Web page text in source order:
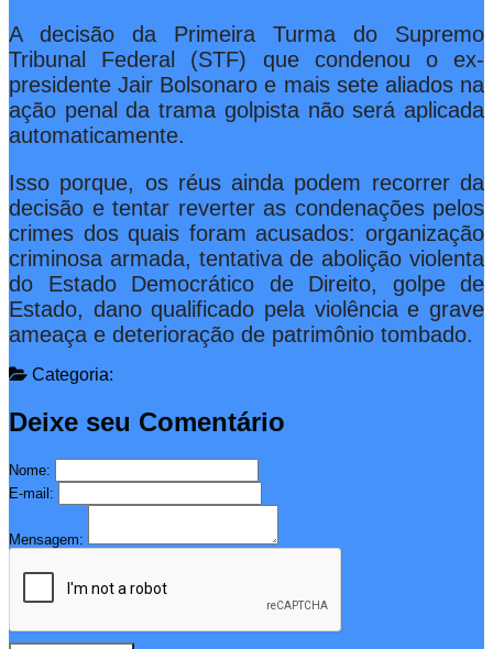
A decisão da Primeira Turma do Supremo
Tribunal Federal (STF) que condenou o ex-
presidente Jair Bolsonaro e mais sete aliados na
ação penal da trama golpista não será aplicada
automaticamente.
Isso porque, os réus ainda podem recorrer da
decisão e tentar reverter as condenações pelos
crimes dos quais foram acusados: organização
criminosa armada, tentativa de abolição violenta
do Estado Democrático de Direito, golpe de
Estado, dano qualificado pela violência e grave
ameaça e deterioração de patrimônio tombado.
Categoria:
Deixe seu Comentário
Nome:
E-mail:
Mensagem: